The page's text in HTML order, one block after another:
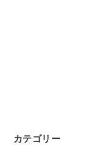
カテゴリー